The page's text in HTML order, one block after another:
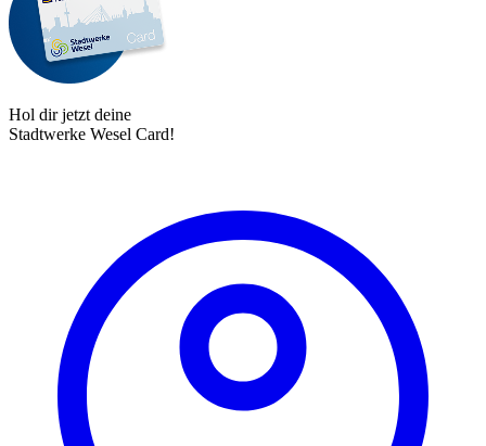
Hol dir jetzt deine
Stadtwerke Wesel Card!